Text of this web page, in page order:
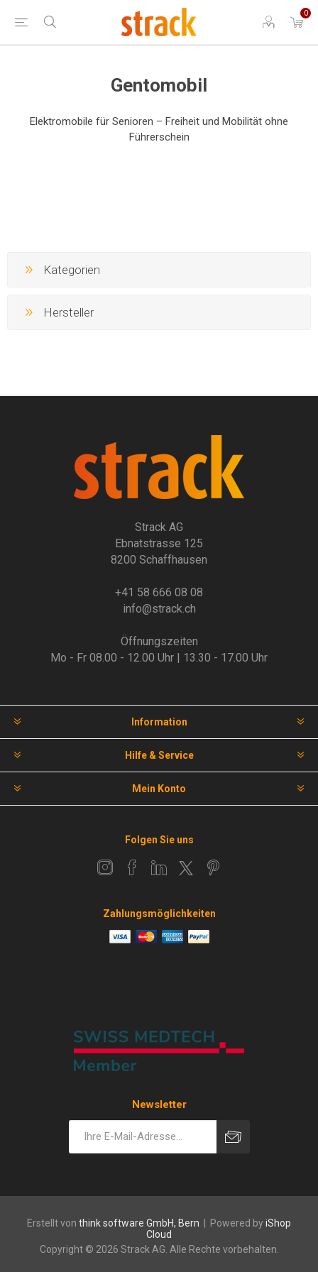
0
Gentomobil
Elektromobile für Senioren – Freiheit und Mobilität ohne
Führerschein
Kategorien
Hersteller
Strack AG
Ebnatstrasse 125
8200 Schaffhausen
+41 58 666 08 08
info@strack.ch
Öffnungszeiten
Mo - Fr 08.00 - 12.00 Uhr | 13.30 - 17.00 Uhr
Information
Hilfe & Service
Mein Konto
Folgen Sie uns
Zahlungsmöglichkeiten
Newsletter
Erstellt von think software GmbH, Bern | Powered byiShop
Cloud
Copyright © 2026 Strack AG. Alle Rechte vorbehalten.